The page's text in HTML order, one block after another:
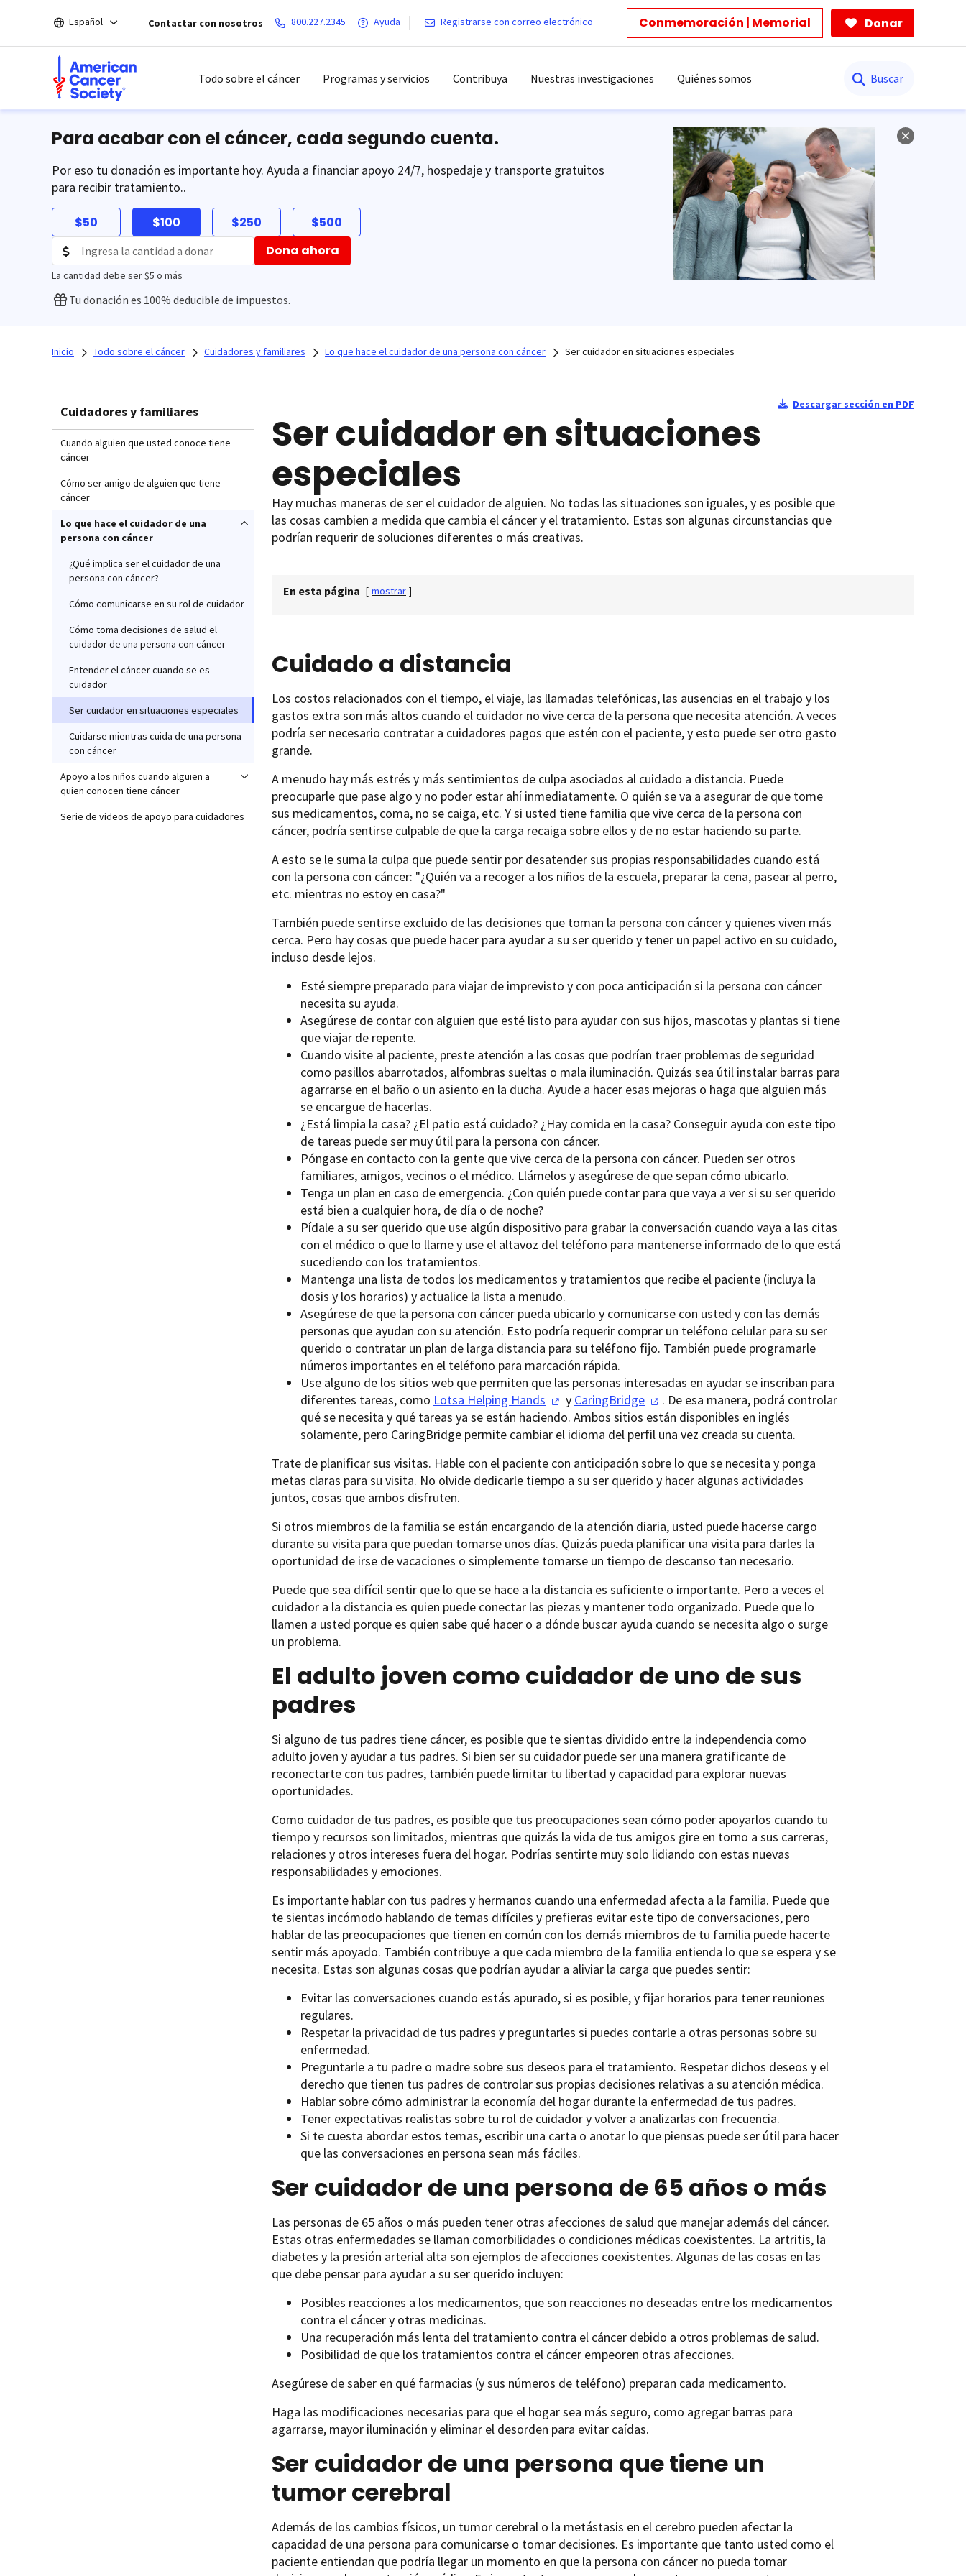
el
Español Contactar con nosotros 800.227.2345 Ayuda Registrarse con correo electrónico Conmemoración | Memorial Donar
Todo sobre el cáncer Programas y servicios Contribuya Nuestras investigaciones Quiénes somos
Para acabar con el cáncer, cada segundo cuenta.
Por eso tu donación es importante hoy. Ayuda a financiar apoyo 24/7, hospedaje y transporte gratuitos
para recibir tratamiento..
$50 $100 $250 $500
La cantidad debe ser $5 o más
Dona ahora
Tu donación es 100% deducible de impuestos.
Inicio Todo sobre el cáncer Cuidadores y familiares Lo que hace el cuidador de una persona con cáncer Ser cuidador en situaciones especiales
Cuidadores y familiares
Cuando alguien que usted conoce tiene
cáncer
Cómo ser amigo de alguien que tiene
cáncer
Lo que hace el cuidador de una
persona con cáncer
¿Qué implica ser el cuidador de una
persona con cáncer?
Cómo comunicarse en su rol de cuidador
Cómo toma decisiones de salud el
cuidador de una persona con cáncer
Entender el cáncer cuando se es
cuidador
Ser cuidador en situaciones especiales
Cuidarse mientras cuida de una persona
con cáncer
Apoyo a los niños cuando alguien a
quien conocen tiene cáncer
Serie de videos de apoyo para cuidadores
Descargar sección en PDF
Ser cuidador en situaciones
especiales
Hay muchas maneras de ser el cuidador de alguien. No todas las situaciones son iguales, y es posible que
las cosas cambien a medida que cambia el cáncer y el tratamiento. Estas son algunas circunstancias que
podrían requerir de soluciones diferentes o más creativas.
En esta página [ mostrar ]
Cuidado a distancia
Los costos relacionados con el tiempo, el viaje, las llamadas telefónicas, las ausencias en el trabajo y los
gastos extra son más altos cuando el cuidador no vive cerca de la persona que necesita atención. A veces
podría ser necesario contratar a cuidadores pagos que estén con el paciente, y esto puede ser otro gasto
grande.
A menudo hay más estrés y más sentimientos de culpa asociados al cuidado a distancia. Puede
preocuparle que pase algo y no poder estar ahí inmediatamente. O quién se va a asegurar de que tome
sus medicamentos, coma, no se caiga, etc. Y si usted tiene familia que vive cerca de la persona con
cáncer, podría sentirse culpable de que la carga recaiga sobre ellos y de no estar haciendo su parte.
A esto se le suma la culpa que puede sentir por desatender sus propias responsabilidades cuando está
con la persona con cáncer: "¿Quién va a recoger a los niños de la escuela, preparar la cena, pasear al perro,
etc. mientras no estoy en casa?"
También puede sentirse excluido de las decisiones que toman la persona con cáncer y quienes viven más
cerca. Pero hay cosas que puede hacer para ayudar a su ser querido y tener un papel activo en su cuidado,
incluso desde lejos.
Esté siempre preparado para viajar de imprevisto y con poca anticipación si la persona con cáncer
necesita su ayuda.
Asegúrese de contar con alguien que esté listo para ayudar con sus hijos, mascotas y plantas si tiene
que viajar de repente.
Cuando visite al paciente, preste atención a las cosas que podrían traer problemas de seguridad
como pasillos abarrotados, alfombras sueltas o mala iluminación. Quizás sea útil instalar barras para
agarrarse en el baño o un asiento en la ducha. Ayude a hacer esas mejoras o haga que alguien más
se encargue de hacerlas.
¿Está limpia la casa? ¿El patio está cuidado? ¿Hay comida en la casa? Conseguir ayuda con este tipo
de tareas puede ser muy útil para la persona con cáncer.
Póngase en contacto con la gente que vive cerca de la persona con cáncer. Pueden ser otros
familiares, amigos, vecinos o el médico. Llámelos y asegúrese de que sepan cómo ubicarlo.
Tenga un plan en caso de emergencia. ¿Con quién puede contar para que vaya a ver si su ser querido
está bien a cualquier hora, de día o de noche?
Pídale a su ser querido que use algún dispositivo para grabar la conversación cuando vaya a las citas
con el médico o que lo llame y use el altavoz del teléfono para mantenerse informado de lo que está
sucediendo con los tratamientos.
Mantenga una lista de todos los medicamentos y tratamientos que recibe el paciente (incluya la
dosis y los horarios) y actualice la lista a menudo.
Asegúrese de que la persona con cáncer pueda ubicarlo y comunicarse con usted y con las demás
personas que ayudan con su atención. Esto podría requerir comprar un teléfono celular para su ser
querido o contratar un plan de larga distancia para su teléfono fijo. También puede programarle
números importantes en el teléfono para marcación rápida.
Use alguno de los sitios web que permiten que las personas interesadas en ayudar se inscriban para
diferentes tareas, como Lotsa Helping Hands y CaringBridge
. De esa manera, podrá controlar
qué se necesita y qué tareas ya se están haciendo. Ambos sitios están disponibles en inglés
solamente, pero CaringBridge permite cambiar el idioma del perfil una vez creada su cuenta.
Trate de planificar sus visitas. Hable con el paciente con anticipación sobre lo que se necesita y ponga
metas claras para su visita. No olvide dedicarle tiempo a su ser querido y hacer algunas actividades
juntos, cosas que ambos disfruten.
Si otros miembros de la familia se están encargando de la atención diaria, usted puede hacerse cargo
durante su visita para que puedan tomarse unos días. Quizás pueda planificar una visita para darles la
oportunidad de irse de vacaciones o simplemente tomarse un tiempo de descanso tan necesario.
Puede que sea difícil sentir que lo que se hace a la distancia es suficiente o importante. Pero a veces el
cuidador a la distancia es quien puede conectar las piezas y mantener todo organizado. Puede que lo
llamen a usted porque es quien sabe qué hacer o a dónde buscar ayuda cuando se necesita algo o surge
un problema.
El adulto joven como cuidador de uno de sus
padres
Si alguno de tus padres tiene cáncer, es posible que te sientas dividido entre la independencia como
adulto joven y ayudar a tus padres. Si bien ser su cuidador puede ser una manera gratificante de
reconectarte con tus padres, también puede limitar tu libertad y capacidad para explorar nuevas
oportunidades.
Como cuidador de tus padres, es posible que tus preocupaciones sean cómo poder apoyarlos cuando tu
tiempo y recursos son limitados, mientras que quizás la vida de tus amigos gire en torno a sus carreras,
relaciones y otros intereses fuera del hogar. Podrías sentirte muy solo lidiando con estas nuevas
responsabilidades y emociones.
Es importante hablar con tus padres y hermanos cuando una enfermedad afecta a la familia. Puede que
te sientas incómodo hablando de temas difíciles y prefieras evitar este tipo de conversaciones, pero
hablar de las preocupaciones que tienen en común con los demás miembros de tu familia puede hacerte
sentir más apoyado. También contribuye a que cada miembro de la familia entienda lo que se espera y se
necesita. Estas son algunas cosas que podrían ayudar a aliviar la carga que puedes sentir:
Evitar las conversaciones cuando estás apurado, si es posible, y fijar horarios para tener reuniones
regulares.
Respetar la privacidad de tus padres y preguntarles si puedes contarle a otras personas sobre su
enfermedad.
Preguntarle a tu padre o madre sobre sus deseos para el tratamiento. Respetar dichos deseos y el
derecho que tienen tus padres de controlar sus propias decisiones relativas a su atención médica.
Hablar sobre cómo administrar la economía del hogar durante la enfermedad de tus padres.
Tener expectativas realistas sobre tu rol de cuidador y volver a analizarlas con frecuencia.
Si te cuesta abordar estos temas, escribir una carta o anotar lo que piensas puede ser útil para hacer
que las conversaciones en persona sean más fáciles.
Ser cuidador de una persona de 65 años o más
Las personas de 65 años o más pueden tener otras afecciones de salud que manejar además del cáncer.
Estas otras enfermedades se llaman comorbilidades o condiciones médicas coexistentes. La artritis, la
diabetes y la presión arterial alta son ejemplos de afecciones coexistentes. Algunas de las cosas en las
que debe pensar para ayudar a su ser querido incluyen:
Posibles reacciones a los medicamentos, que son reacciones no deseadas entre los medicamentos
contra el cáncer y otras medicinas.
Una recuperación más lenta del tratamiento contra el cáncer debido a otros problemas de salud.
Posibilidad de que los tratamientos contra el cáncer empeoren otras afecciones.
Asegúrese de saber en qué farmacias (y sus números de teléfono) preparan cada medicamento.
Haga las modificaciones necesarias para que el hogar sea más seguro, como agregar barras para
agarrarse, mayor iluminación y eliminar el desorden para evitar caídas.
Ser cuidador de una persona que tiene un
tumor cerebral
Además de los cambios físicos, un tumor cerebral o la metástasis en el cerebro pueden afectar la
capacidad de una persona para comunicarse o tomar decisiones. Es importante que tanto usted como el
paciente entiendan que podría llegar un momento en que la persona con cáncer no pueda tomar